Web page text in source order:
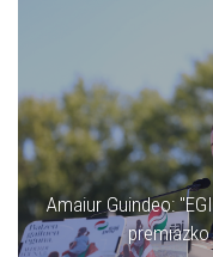
Amaiur Guindeo: